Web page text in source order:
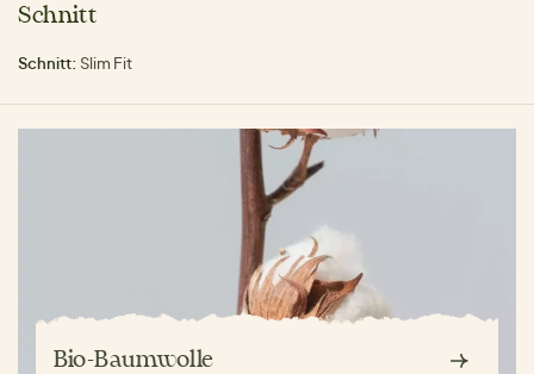
Schnitt
Schnitt: Slim Fit
Bio-Baumwolle